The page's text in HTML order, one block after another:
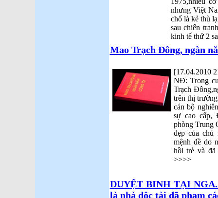
nhưng Việt
chổ là kẻ thù
sau chiến
kinh tế thứ 2
Mao Trạch Đông, ngàn
[17.04.2010
NĐ: Trong
Trạch
trên thị
cán bộ
sự cao cấp,
phòng Trung
đẹp của chủ
mệnh đề do
hồi trẻ và
>>>>
DUYỆT BINH TẠI
là nhà độc tài đã phạm